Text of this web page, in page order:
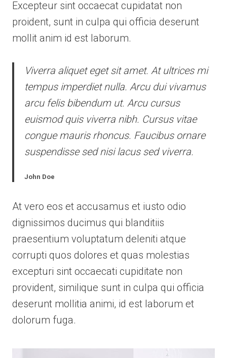
Excepteur sint occaecat cupidatat non
proident, sunt in culpa qui officia deserunt
mollit anim id est laborum.
Viverra aliquet eget sit amet. At ultrices mi
tempus imperdiet nulla. Arcu dui vivamus
arcu felis bibendum ut. Arcu cursus
euismod quis viverra nibh. Cursus vitae
congue mauris rhoncus. Faucibus ornare
suspendisse sed nisi lacus sed viverra.
John Doe
At vero eos et accusamus et iusto odio
dignissimos ducimus qui blanditiis
praesentium voluptatum deleniti atque
corrupti quos dolores et quas molestias
excepturi sint occaecati cupiditate non
provident, similique sunt in culpa qui officia
deserunt mollitia animi, id est laborum et
dolorum fuga.